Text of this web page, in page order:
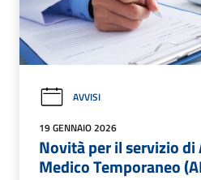
AVVISI
19 GENNAIO 2026
Novità per il servizio
Medico Temporaneo